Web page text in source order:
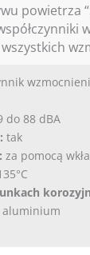
powietrza
do 88 dBA
tak
za pomocą
aluminium